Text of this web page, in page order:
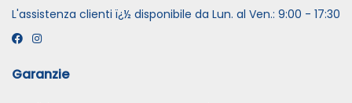
L'assistenza clienti ï¿½ disponibile da Lun. al Ven.: 9:00 - 17:30
Garanzie